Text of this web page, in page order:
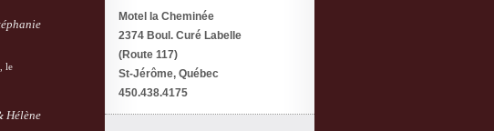
le
Hélène
Motel la Cheminée
2374 Boul. Curé Labelle
(Route 117)
St-Jérôme, Québec
450.438.4175